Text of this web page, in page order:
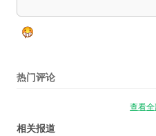
热门评论
查看
相关报道